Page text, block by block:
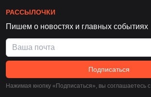
РАССЫЛОЧКИ
Пишем о новостях и главных событиях
Подписаться
Нажимая кнопку «Подписаться», вы соглашаетесь c